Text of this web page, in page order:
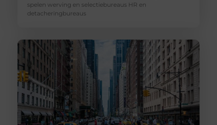
spelen werving en selectiebureaus HR en
detacheringbureaus